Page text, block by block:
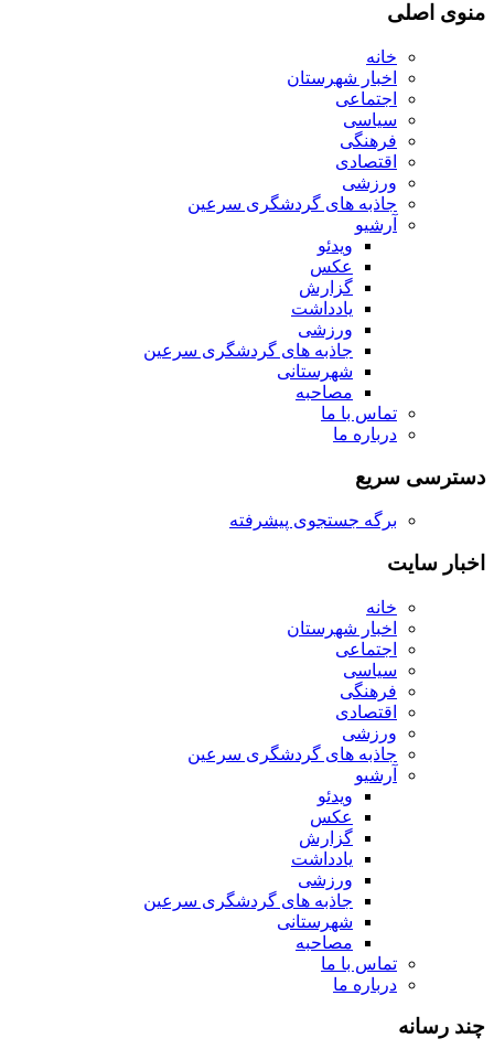
منوی اصلی
خانه
اخبار شهرستان
اجتماعی
سیاسی
فرهنگی
اقتصادی
ورزشی
جاذبه های گردشگری سرعین
آرشیو
ویدئو
عکس
گزارش
یادداشت
ورزشی
جاذبه های گردشگری سرعین
شهرستانی
مصاحبه
تماس با ما
درباره ما
دسترسی سریع
برگه جستجوی پیشرفته
اخبار سایت
خانه
اخبار شهرستان
اجتماعی
سیاسی
فرهنگی
اقتصادی
ورزشی
جاذبه های گردشگری سرعین
آرشیو
ویدئو
عکس
گزارش
یادداشت
ورزشی
جاذبه های گردشگری سرعین
شهرستانی
مصاحبه
تماس با ما
درباره ما
چند رسانه